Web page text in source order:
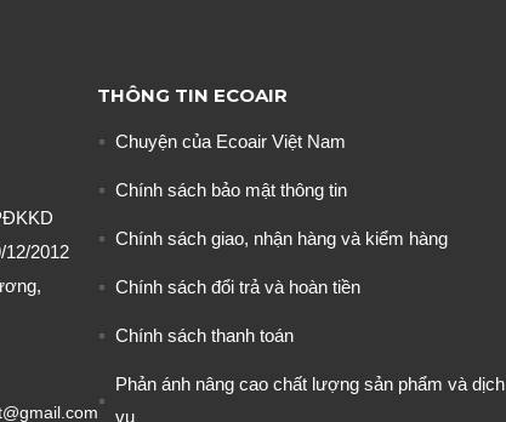
2012
THÔNG TIN ECOAIR
Chuyện của Ecoair Việt Nam
Chính sách bảo mật thông tin
Chính sách giao, nhận hàng và kiểm hàng
Chính sách đổi trả và hoàn tiền
Chính sách thanh toán
Phản ánh nâng cao chất lượng sản phẩm và dịch
vụ